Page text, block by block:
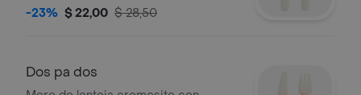
(pollo/carne/chuleta/chorizo/hígado) y
-23% $ 22,00 $ 28,50
Dos pa dos